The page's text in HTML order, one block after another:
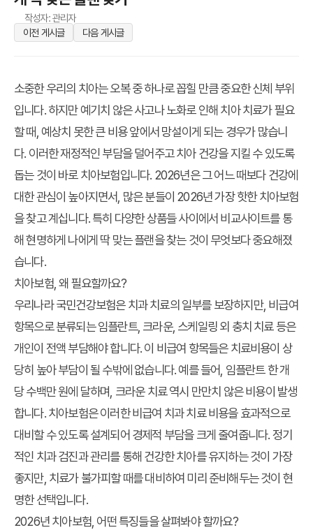
작성자: 관리자
이전 게시글
다음 게시글
소중한 우리의 치아는 오복 중 하나로 꼽힐 만큼 중요한 신체 부위
입니다. 하지만 예기치 않은 사고나 노화로 인해 치아 치료가 필요
할 때, 예상치 못한 큰 비용 앞에서 망설이게 되는 경우가 많습니
다. 이러한 재정적인 부담을 덜어주고 치아 건강을 지킬 수 있도록
돕는 것이 바로 치아보험입니다. 2026년은 그 어느 때보다 건강에
대한 관심이 높아지면서, 많은 분들이 2026년 가장 핫한 치아보험
을 찾고 계십니다. 특히 다양한 상품들 사이에서 비교사이트를 통
해 현명하게 나에게 딱 맞는 플랜을 찾는 것이 무엇보다 중요해졌
습니다.
치아보험, 왜 필요할까요?
우리나라 국민건강보험은 치과 치료의 일부를 보장하지만, 비급여
항목으로 분류되는 임플란트, 크라운, 스케일링 외 충치 치료 등은
개인이 전액 부담해야 합니다. 이 비급여 항목들은 치료비용이 상
당히 높아 부담이 될 수밖에 없습니다. 예를 들어, 임플란트 한 개
당 수백만 원에 달하며, 크라운 치료 역시 만만치 않은 비용이 발생
합니다. 치아보험은 이러한 비급여 치과 치료 비용을 효과적으로
대비할 수 있도록 설계되어 경제적 부담을 크게 줄여줍니다. 정기
적인 치과 검진과 관리를 통해 건강한 치아를 유지하는 것이 가장
좋지만, 치료가 불가피할 때를 대비하여 미리 준비해두는 것이 현
명한 선택입니다.
2026년 치아보험, 어떤 특징들을 살펴봐야 할까요?